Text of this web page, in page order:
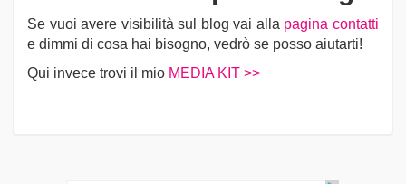
Se vuoi avere visibilità sul blog vai alla pagina contatti
e dimmi di cosa hai bisogno, vedrò se posso aiutarti!
Qui invece trovi il mio MEDIA KIT >>